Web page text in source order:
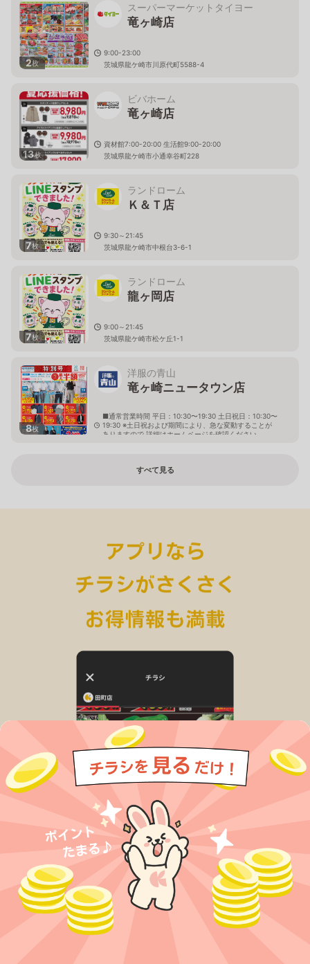
2枚
スーパーマーケットタイヨー
竜ヶ崎店
9:00-23:00
茨城県龍ケ崎市川原代町5588-4
13枚
ビバホーム
竜ヶ崎店
資材館7:00-20:00 生活館9:00-20:00
茨城県龍ケ崎市小通幸谷町228
7枚
ランドローム
Ｋ＆Ｔ店
9:30～21:45
茨城県龍ケ崎市中根台3-6-1
7枚
ランドローム
龍ヶ岡店
9:00～21:45
茨城県龍ケ崎市松ケ丘1-1
8枚
洋服の青山
竜ヶ崎ニュータウン店
■通常営業時間 平日：10:30〜19:30 土日祝日：10:30〜
19:30 ※土日祝および期間により、急な変動することが
ありますので 詳細はホームページを確認ください
すべて見る